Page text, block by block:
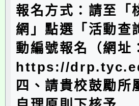
報名方式：請至「
網」點選「活動查
動編號報名（網址
https://
四、請貴校鼓勵所